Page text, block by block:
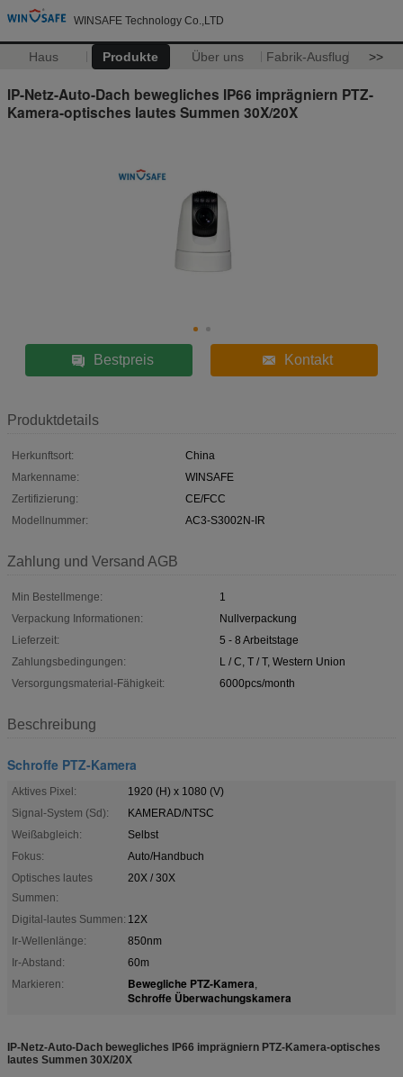
WINSAFE Technology Co.,LTD
Haus Produkte Über uns Fabrik-Ausflug >>
IP-Netz-Auto-Dach bewegliches IP66 imprägniern PTZ-
Kamera-optisches lautes Summen 30X/20X
Bestpreis Kontakt
Produktdetails
Herkunftsort:
China
Markenname:
WINSAFE
Zertifizierung:
CE/FCC
Modellnummer:
AC3-S3002N-IR
Zahlung und Versand AGB
Min Bestellmenge:
1
Verpackung Informationen:
Nullverpackung
Lieferzeit:
5 - 8 Arbeitstage
Zahlungsbedingungen:
L / C, T / T, Western Union
Versorgungsmaterial-Fähigkeit:
6000pcs/month
Beschreibung
Schroffe PTZ-Kamera
Aktives Pixel:
1920 (H) x 1080 (V)
Signal-System (Sd):
KAMERAD/NTSC
Weißabgleich:
Selbst
Fokus:
Auto/Handbuch
Optisches lautes
Summen:
20X / 30X
Digital-lautes Summen: 12X
Ir-Wellenlänge:
850nm
Ir-Abstand:
60m
Markieren:
Bewegliche PTZ-Kamera,
Schroffe Überwachungskamera
IP-Netz-Auto-Dach bewegliches IP66 imprägniern PTZ-Kamera-optisches
lautes Summen 30X/20X